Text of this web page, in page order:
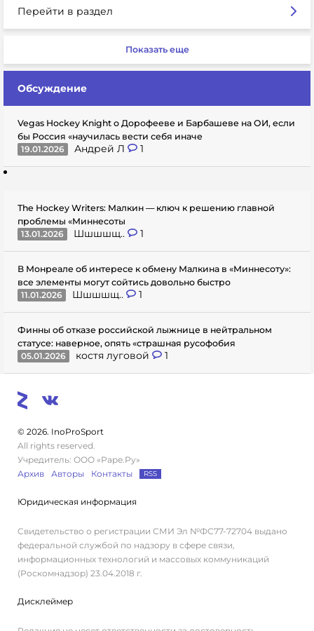
Перейти в раздел
Показать еще
Обсуждение
Vegas Hockey Knight о Дорофееве и Барбашеве на ОИ, если
бы Россия «научилась вести себя иначе
19.01.2026
Андрей Л 1
The Hockey Writers: Малкин — ключ к решению главной
проблемы «Миннесоты
13.01.2026
Шшшшщ.. 1
В Монреале об интересе к обмену Малкина в «Миннесоту»:
все элементы могут сойтись довольно быстро
11.01.2026
Шшшшщ.. 1
Финны об отказе российской лыжнице в нейтральном
статусе: наверное, опять «страшная русофобия
05.01.2026
костя луговой 1
© 2026. InoProSport
All rights reserved.
Учредитель: ООО «Раре.Ру»
Архив
Авторы Контакты RSS
Юридическая информация
Свидетельство о регистрации СМИ Эл №ФС77-72704 выдано
федеральной службой по надзору в сфере связи,
информационных технологий и массовых коммуникаций
(Роскомнадзор) 23.04.2018 г.
Дисклеймер